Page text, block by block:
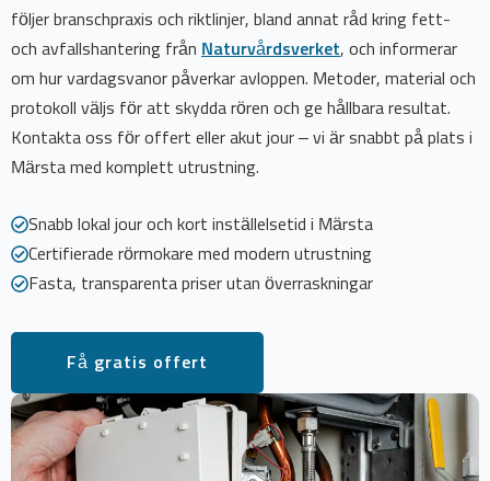
följer branschpraxis och riktlinjer, bland annat råd kring fett-
och avfallshantering från Naturvårdsverket, och informerar
om hur vardagsvanor påverkar avloppen. Metoder, material och
protokoll väljs för att skydda rören och ge hållbara resultat.
Kontakta oss för offert eller akut jour – vi är snabbt på plats i
Märsta med komplett utrustning.
Snabb lokal jour och kort inställelsetid i Märsta
Certifierade rörmokare med modern utrustning
Fasta, transparenta priser utan överraskningar
Få gratis offert